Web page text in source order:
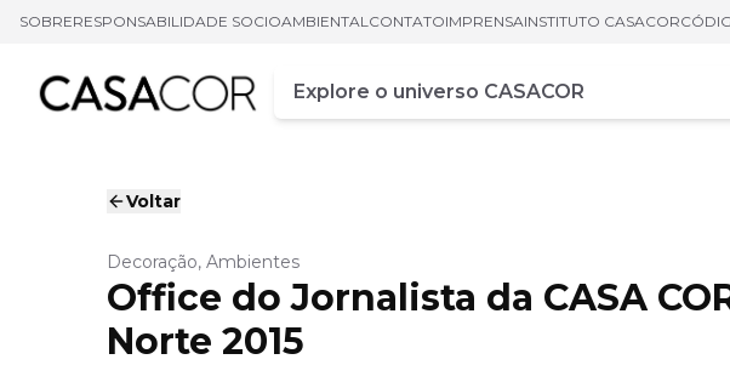
SOBRERESPONSABILIDADE SOCIOAMBIENTALCONTATOIMPRENSAINSTITUTO CASACOR
Campo de busca
Digite pelo menos três caracteres
Voltar
Decoração, Ambientes
Office do Jornalista da CASA
Norte 2015